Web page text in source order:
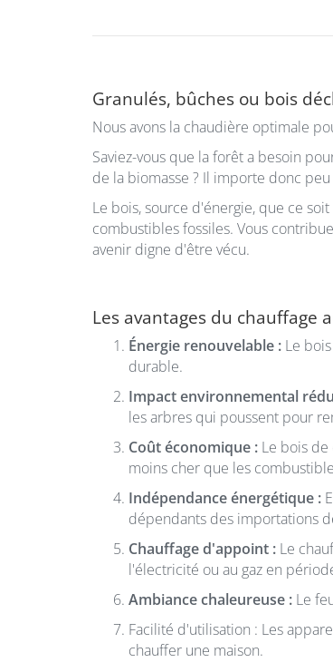
Granulés, bûches ou bois
Nous avons la chaudière optimale
Saviez-vous que la forêt a besoin
de la biomasse ? Il importe donc
Le bois, source d'énergie, que ce
combustibles fossiles. Vous
avenir digne d'être vécu.
Les avantages du chauffage
Énergie renouvelable : Le
durable.
Impact environnemental
les arbres qui poussent pour
Coût économique : Le bois
moins cher que les
Indépendance énergétique :
dépendants des importations
Chauffage d'appoint : Le
l'électricité ou au gaz en
Ambiance chaleureuse : Le
Facilité d'utilisation : Les
chauffer une maison.